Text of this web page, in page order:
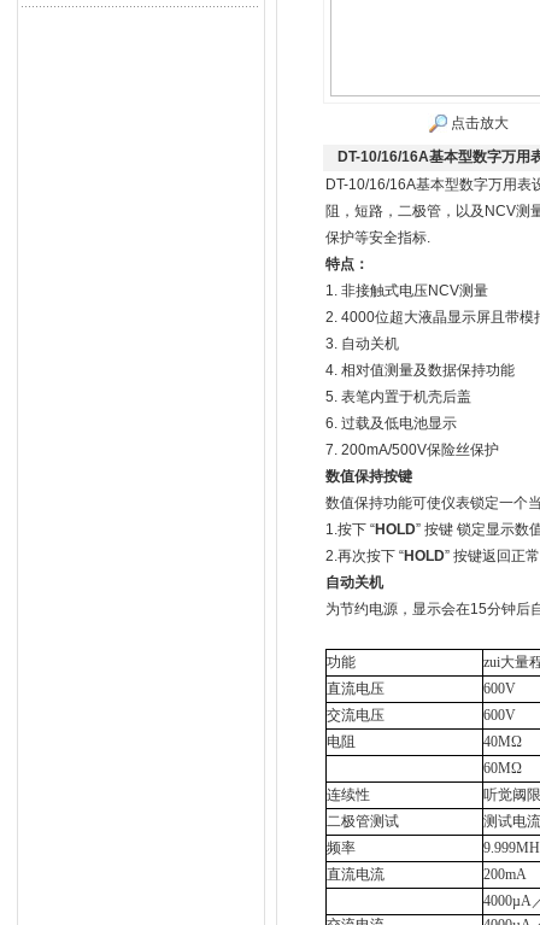
点击放大
DT-10/16/16A基本型数字万用
DT-10/16/16A基本型数字万用表
阻，短路，二极管，以及NCV测
保护等安全指标.
特点：
1. 非接触式电压NCV测量
2. 4000位超大液晶显示屏且带模
3. 自动关机
4. 相对值测量及数据保持功能
5. 表笔内置于机壳后盖
6. 过载及低电池显示
7. 200mA/500V保险丝保护
数值保持按键
数值保持功能可使仪表锁定一个
1.按下 “HOLD” 按键 锁定显示数
2.再次按下 “HOLD” 按键返回正
自动关机
为节约电源，显示会在15分钟后
功能
zui大量
直流电压
600V
交流电压
600V
电阻
40MΩ
60MΩ
连续性
听觉阈
二极管测试
测试电
频率
直流电流
200mA
4000µA